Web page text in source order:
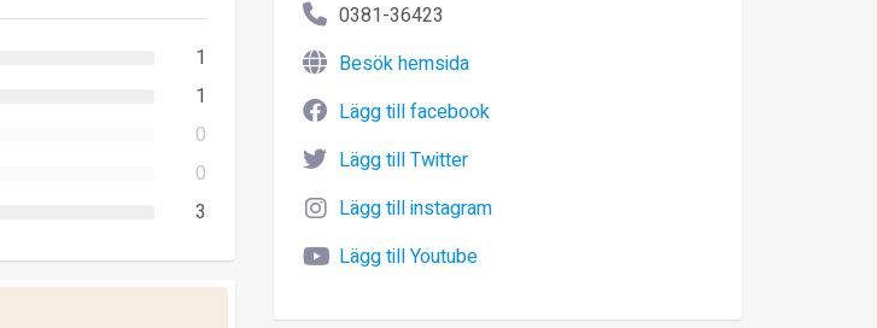
1
1
0
0
3
0381-36423
Besök hemsida
Lägg till facebook
Lägg till Twitter
Lägg till instagram
Lägg till Youtube